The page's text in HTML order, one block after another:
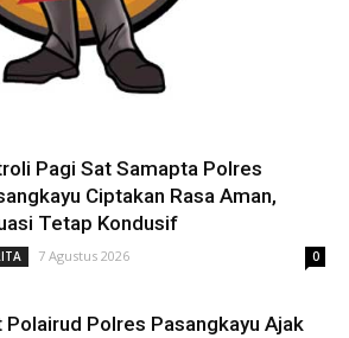
Pagi Sat Samapta Polres
Ciptakan Rasa Aman,
Tetap Kondusif
7 Agustus 2026 0
Polairud Polres Pasangkayu Ajak